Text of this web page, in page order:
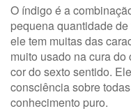
O índigo é a
pequena quantidade
ele tem muitas das
muito usado na cura
cor do sexto sentido.
consciência sobre
conhecimento puro.